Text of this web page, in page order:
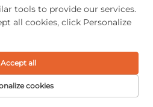
दिवसांमध्ये.
प्रिंट करू शकतो?
निश्चितपणे.
tools to provide our services.
all cookies, click Personalize
cookies
Accept all